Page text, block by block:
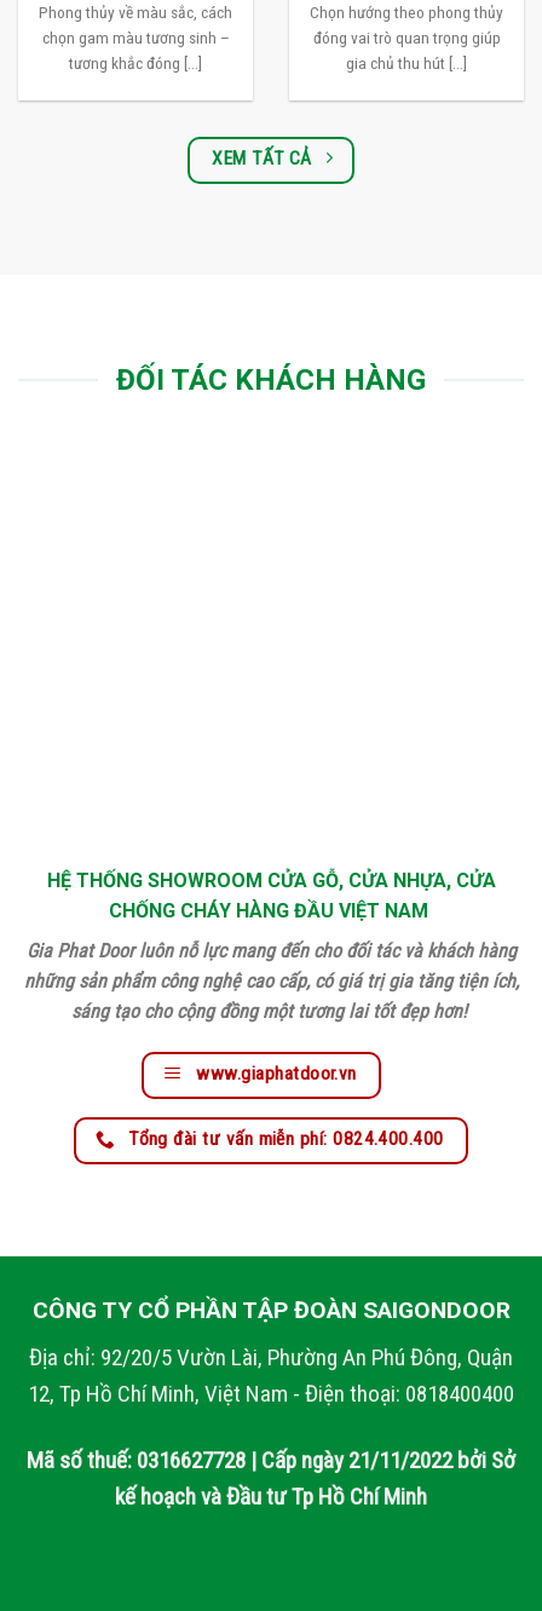
Phong thủy về màu sắc, cách
chọn gam màu tương sinh –
tương khắc đóng [...]
Chọn hướng theo phong thủy
đóng vai trò quan trọng giúp
gia chủ thu hút [...]
XEM TẤT CẢ
ĐỐI TÁC KHÁCH HÀNG
HỆ THỐNG SHOWROOM CỬA GỖ, CỬA NHỰA, CỬA
CHỐNG CHÁY HÀNG ĐẦU VIỆT NAM
Gia Phat Door luôn nỗ lực mang đến cho đối tác và khách hàng
những sản phẩm công nghệ cao cấp, có giá trị gia tăng tiện ích,
sáng tạo cho cộng đồng một tương lai tốt đẹp hơn!
www.giaphatdoor.vn
Tổng đài tư vấn miễn phí: 0824.400.400
CÔNG TY CỔ PHẦN TẬP ĐOÀN SAIGONDOOR
Địa chỉ: 92/20/5 Vườn Lài, Phường An Phú Đông, Quận
12, Tp Hồ Chí Minh, Việt Nam - Điện thoại: 0818400400
Mã số thuế: 0316627728 | Cấp ngày 21/11/2022 bởi Sở
kế hoạch và Đầu tư Tp Hồ Chí Minh